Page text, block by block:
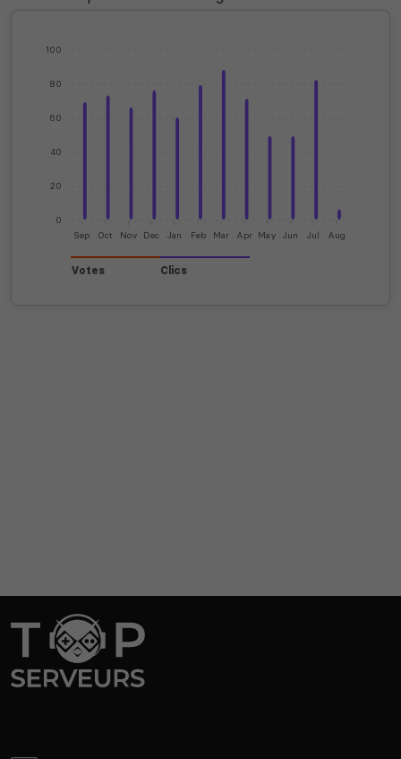
0
20
40
60
80
100
Sep Oct Nov Dec Jan Feb Mar Apr May Jun Jul Aug
Votes Clics